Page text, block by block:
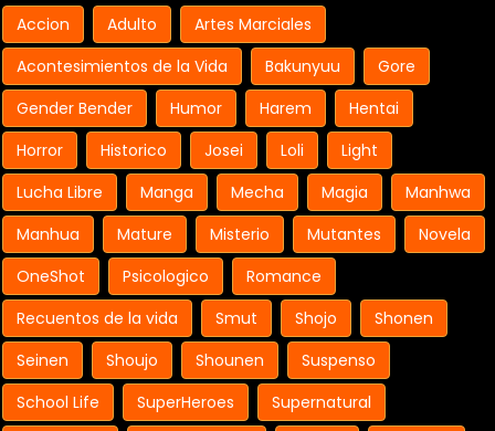
Accion Adulto
Artes Marciales
Acontesimientos de la Vida
Bakunyuu
Gore
Gender Bender
Humor Harem
Hentai
Horror
Historico Josei Loli
Light
Lucha Libre
Manga Mecha Magia
Manhwa
Manhua
Mature Misterio Mutantes
Novela
OneShot
Psicologico
Romance
Recuentos de la vida
Smut Shojo
Shonen
Seinen
Shoujo Shounen
Suspenso
School Life
SuperHeroes
Supernatural